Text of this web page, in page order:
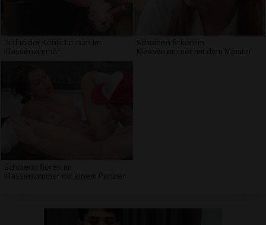
Tief in der Kehle Lektion im
Klassenzimmer
Schülerin ficken im
Klassenzimmer mit dem Meister
Schülerin ficken im
Klassenzimmer mit einem Partner